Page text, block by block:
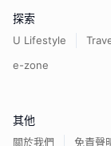
探索
U Lifestyle
e-zone
其他
關於我們 免責聲